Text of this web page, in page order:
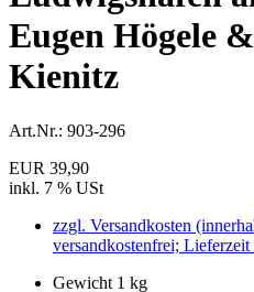
Eugen Högele
Kienitz
Art.Nr.: 903-296
EUR 39,90
inkl. 7 % USt
zzgl. Versandkosten
versandkostenfrei;
Gewicht 1 kg